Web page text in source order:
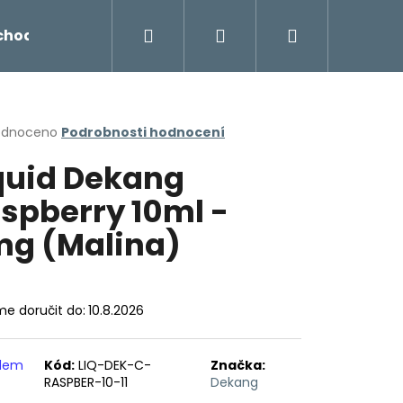
Napište námPřihlášení
Podrobnosti hodnocení
Dekang
10ml -
(Malina)
doručit do: 10.8.2026
Kód: LIQ-DEK-C-
RASPBER-10-11
Značka:
Dekang